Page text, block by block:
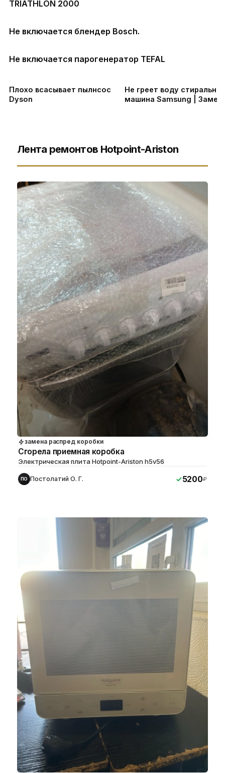
TRIATHLON 2000
Не включается блендер Bosch.
Не включается парогенератор TEFAL
Плохо всасывает пылнсос
Dyson
Не греет воду стиральная
машина Samsung |
Лента ремонтов Hotpoint-Ariston
замена распред коробки
Сгорела приемная коробка
Электрическая плита Hotpoint-Ariston h5v56
ПО Постолатий О. Г. 5200₽